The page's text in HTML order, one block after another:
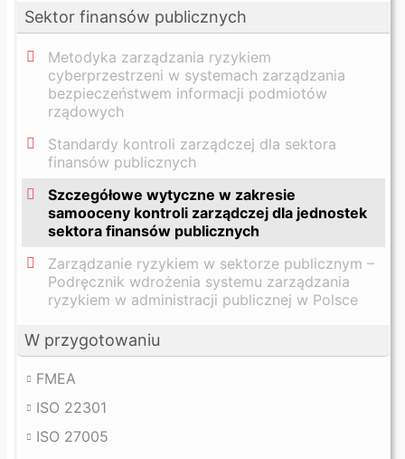
Sektor finansów publicznych
Metodyka zarządzania ryzykiem
cyberprzestrzeni w systemach zarządzania
bezpieczeństwem informacji podmiotów
rządowych
Standardy kontroli zarządczej dla sektora
finansów publicznych
Szczegółowe wytyczne w zakresie
samooceny kontroli zarządczej dla jednostek
sektora finansów publicznych
Zarządzanie ryzykiem w sektorze publicznym –
Podręcznik wdrożenia systemu zarządzania
ryzykiem w administracji publicznej w Polsce
W przygotowaniu
FMEA
ISO 22301
ISO 27005